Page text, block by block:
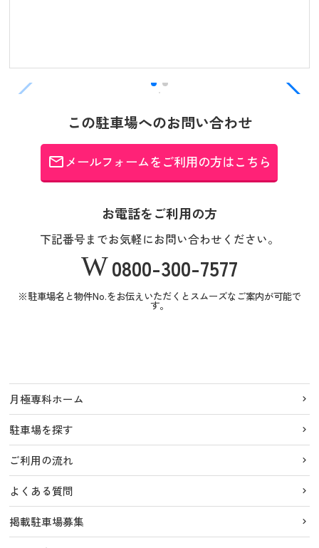
この駐車場へのお問い合わせ
emailメールフォームをご利用の方はこちら
お電話をご利用の方
下記番号までお気軽にお問い合わせください。
0800-300-7577
※駐車場名と物件No.をお伝えいただくとスムーズなご案内が可能で
す。
月極専科ホーム
駐車場を探す
ご利用の流れ
よくある質問
掲載駐車場募集